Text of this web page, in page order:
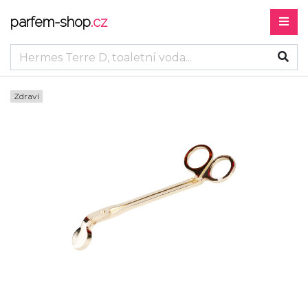
parfem-shop.cz
Zdraví